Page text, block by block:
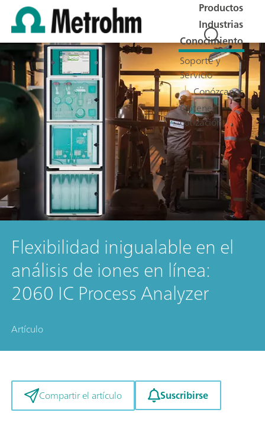
Productos
Industrias
Conocimiento
Soporte y
Servicio
Conózcanos
Obtener
cotización
Flexibilidad inigualable en el
análisis de iones en línea:
2060 IC Process Analyzer
Artículo
Compartir el artículo Suscribirse